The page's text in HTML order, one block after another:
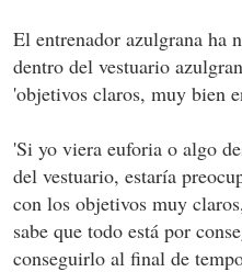
El entrenador azulgrana ha
dentro del vestuario
'objetivos claros, muy bien
'Si yo viera euforia o algo
del vestuario, estaría
con los objetivos muy
sabe que todo está por
conseguirlo al final de